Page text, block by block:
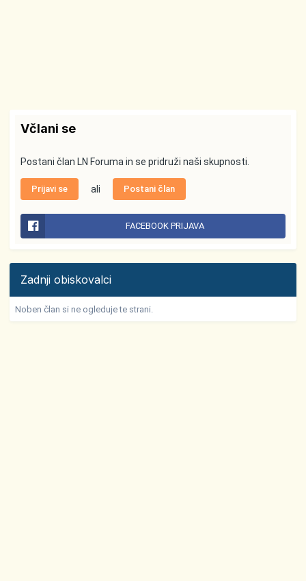
Včlani se
Postani član LN Foruma in se pridruži naši skupnosti.
Prijavi se ali Postani član
FACEBOOK PRIJAVA
Zadnji obiskovalci
Noben član si ne ogleduje te strani.